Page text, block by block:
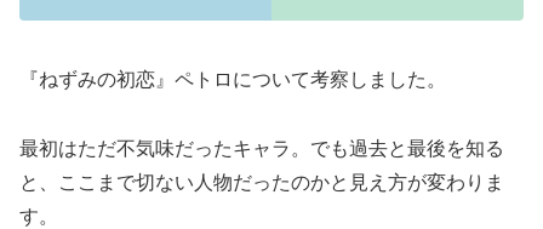
『ねずみの初恋』ペトロについて考察しました。
最初はただ不気味だったキャラ。でも過去と最後を知る
と、ここまで切ない人物だったのかと見え方が変わりま
す。